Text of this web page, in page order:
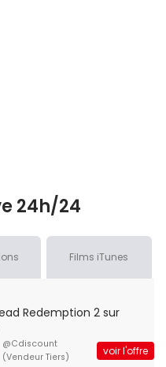
24h/24
Films iTunes
Redemption 2 sur
@Cdiscount
(Vendeur Tiers)
voir l'offre